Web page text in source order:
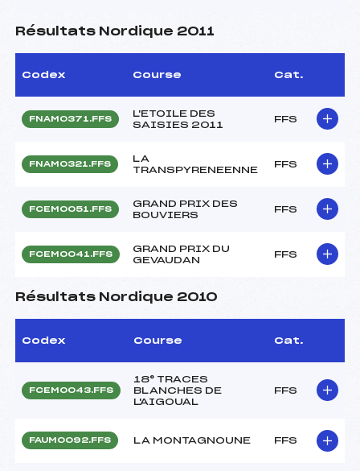
Résultats Nordique 2011
Codex Course Cat.
FNAM0371.FFS
L'ETOILE DES
SAISIES 2011
FFS
FNAM0321.FFS
LA
TRANSPYRENEENNE
FFS
FCEM0051.FFS
GRAND PRIX DES
BOUVIERS
FFS
FCEM0041.FFS
GRAND PRIX DU
GEVAUDAN
FFS
Résultats Nordique 2010
Codex Course Cat.
FCEM0043.FFS
18° TRACES
BLANCHES DE
L'AIGOUAL
FFS
FAUM0092.FFS LA MONTAGNOUNE FFS